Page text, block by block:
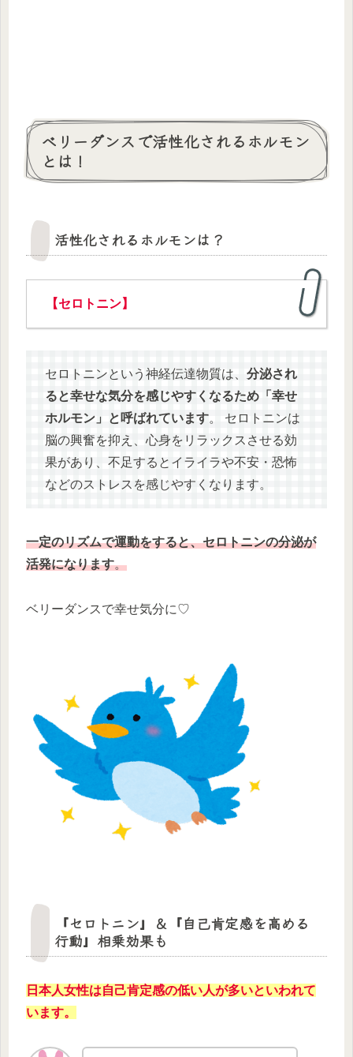
ベリーダンスで活性化されるホルモン
とは！
活性化されるホルモンは？
【セロトニン】
セロトニンという神経伝達物質は、 分泌され
ると幸せな気分を感じやすくなるため「幸せ
ホルモン」と呼ばれています。 セロトニンは
脳の興奮を抑え、心身をリラックスさせる効
果があり、不足するとイライラや不安・恐怖
などのストレスを感じやすくなります。
一定のリズムで運動をすると、セロトニンの分泌が
活発になります。
ベリーダンスで幸せ気分に♡
『セロトニン』＆『自己肯定感を高める
行動』相乗効果も
日本人女性は自己肯定感の低い人が多いといわれて
います。